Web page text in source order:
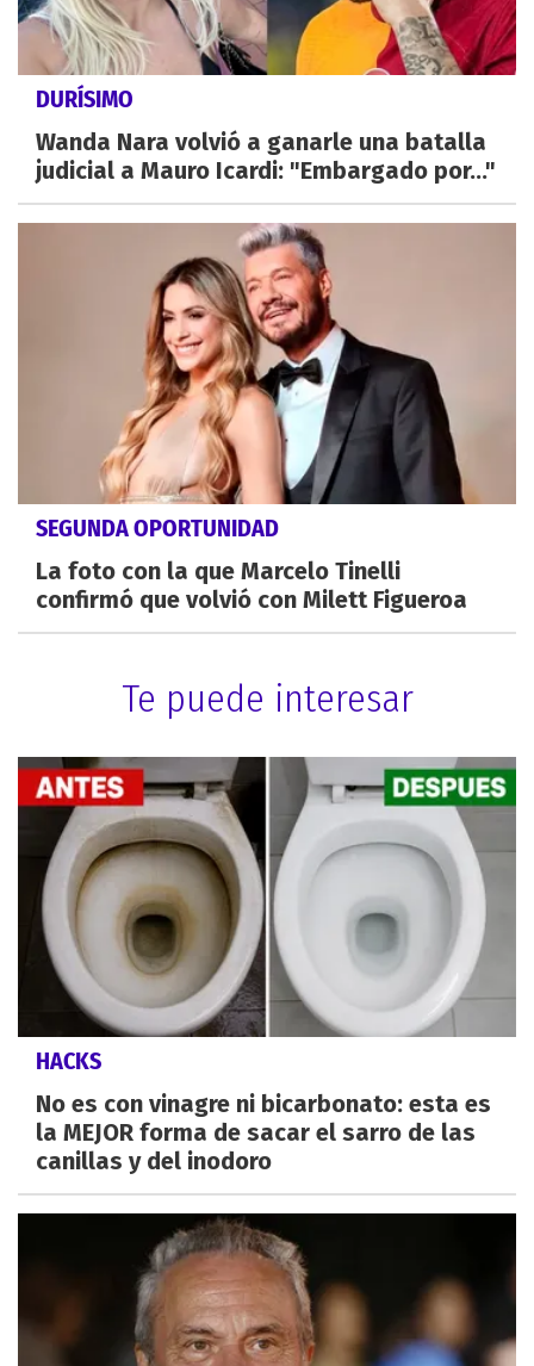
DURÍSIMO
Wanda Nara volvió a ganarle una batalla
judicial a Mauro Icardi: "Embargado por..."
SEGUNDA OPORTUNIDAD
La foto con la que Marcelo Tinelli
confirmó que volvió con Milett Figueroa
Te puede interesar
HACKS
No es con vinagre ni bicarbonato: esta es
la MEJOR forma de sacar el sarro de las
canillas y del inodoro